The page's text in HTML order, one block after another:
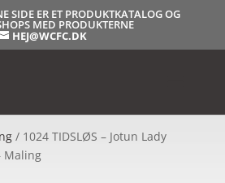
SIDE ER ET PRODUKTKATALOG OG
MED PRODUKTERNE
HEJ@WCFC.DK
/ 1024 TIDSLØS – Jotun Lady
Maling